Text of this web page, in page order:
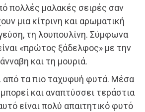
πολλές μαλακές σειρές σαν
μια κίτρινη και αρωματική
τη λουπουλίνη. Σύμφωνα
«πρώτος ξάδελφος» με την
και τη μουριά.
από τα πιο ταχυφυή φυτά. Μέσα
και αναπτύσσει τεράστια
είναι πολύ απαιτητικό φυτό